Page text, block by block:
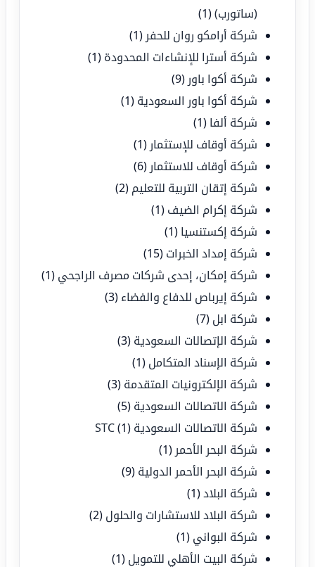
(ساتورب)(1)
شركة أرامكو روان للحفر (1)
شركة أسترا للإنشاءات المحدودة (1)
شركة أكوا باور (9)
شركة أكوا باور السعودية (1)
شركة ألفا (1)
شركة أوقاف للإستثمار (1)
شركة أوقاف للاستثمار (6)
شركة إتقان التربية للتعليم (2)
شركة إكرام الضيف (1)
شركة إكستنسيا (1)
شركة إمداد الخبرات (15)
شركة إمكان، إحدى شركات مصرف الراجحي (1)
شركة إيرباص للدفاع والفضاء (3)
شركة ابل (7)
شركة الإتصالات السعودية (3)
شركة الإسناد المتكامل (1)
شركة الإلكترونيات المتقدمة (3)
شركة الاتصالات السعودية (5)
شركة الاتصالات السعودية STC (1)
شركة البحر الأحمر (1)
شركة البحر الأحمر الدولية (9)
شركة البلاد(1)
شركة البلاد للاستشارات والحلول (2)
شركة البواني (1)
شركة البيت الأهلي للتمويل (1)